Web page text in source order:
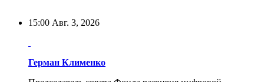
15:00 Авг. 3, 2026
Герман Клименко